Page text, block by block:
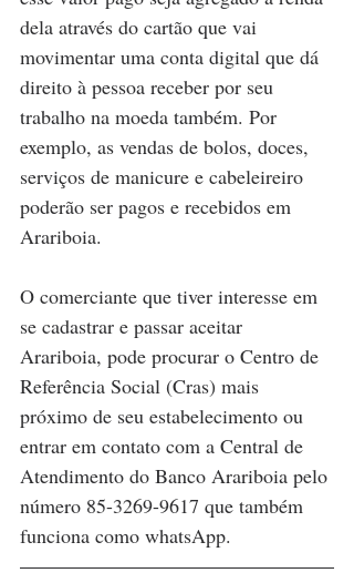
dela através do cartão que vai
movimentar uma conta digital que dá
direito à pessoa receber por seu
trabalho na moeda também. Por
exemplo, as vendas de bolos, doces,
serviços de manicure e cabeleireiro
poderão ser pagos e recebidos em
Arariboia.
O comerciante que tiver interesse em
se cadastrar e passar aceitar
Arariboia, pode procurar o Centro de
Referência Social (Cras) mais
próximo de seu estabelecimento ou
entrar em contato com a Central de
Atendimento do Banco Arariboia pelo
número 85-3269-9617 que também
funciona como whatsApp.